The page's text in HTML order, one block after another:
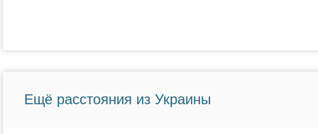
Ещё расстояния из Украины